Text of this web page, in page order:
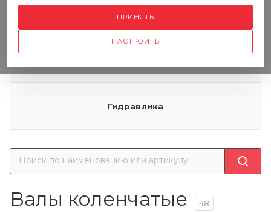
Гидравлика
Валы коленчатые 48
НАСТРОИТЬ
ПРИНЯТЬ